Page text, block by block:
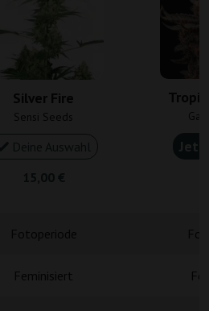
Silver Fire
Sensi Seeds
Feminisiert